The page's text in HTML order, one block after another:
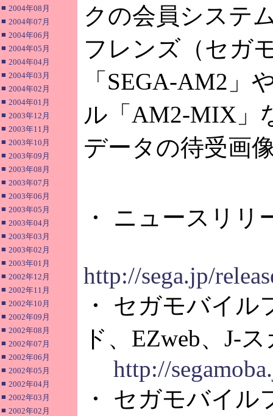
■ 2004年08月
■ 2004年07月
■ 2004年06月
■ 2004年05月
■ 2004年04月
■ 2004年03月
■ 2004年02月
■ 2004年01月
■ 2003年12月
■ 2003年11月
■ 2003年10月
■ 2003年09月
■ 2003年08月
■ 2003年07月
■ 2003年06月
■ 2003年05月
■ 2003年04月
■ 2003年03月
■ 2003年02月
■ 2003年01月
■ 2002年12月
■ 2002年11月
■ 2002年10月
■ 2002年09月
■ 2002年08月
■ 2002年07月
■ 2002年06月
■ 2002年05月
■ 2002年04月
■ 2002年03月
■ 2002年02月
クの会員システ
フレンズ（セガ
「SEGA-AM2」
ル「AM2-MIX」
データの待受画
・ ニュースリリ
http://sega.jp/
・ セガモバイ
ド、EZweb、J-
http://
・ セガモバイ